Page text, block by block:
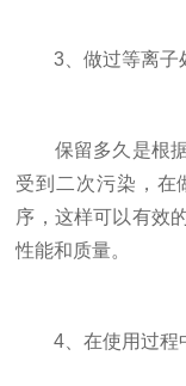
3、做过等离子
保留多久是根据
受到二次污染，在
序，这样可以有效
性能和质量。
4、在使用过程